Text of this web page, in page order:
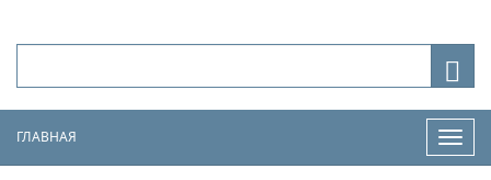
ГЛАВНАЯ